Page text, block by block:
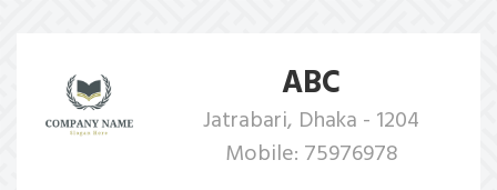
ABC
Jatrabari, Dhaka - 1204
Mobile: 75976978